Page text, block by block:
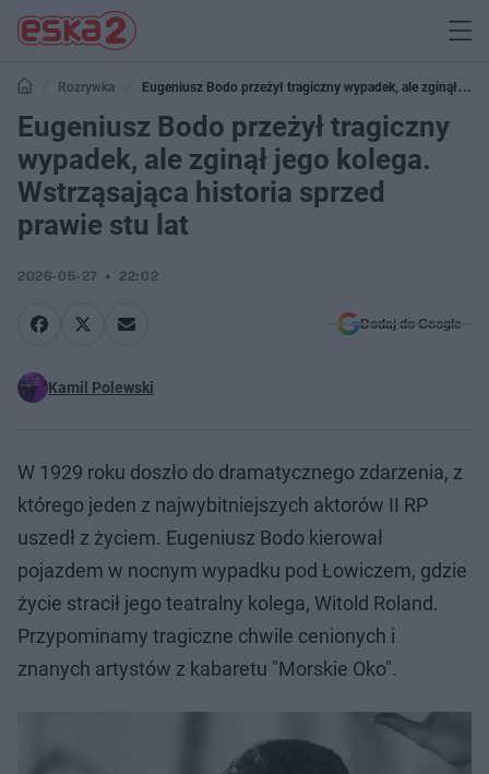
Rozrywka
Eugeniusz Bodo przeżył tragiczny wypadek, ale zginął
jego kolega. Wstrząsająca historia sprzed prawie stu lat
Eugeniusz Bodo przeżył tragiczny
wypadek, ale zginął jego kolega.
Wstrząsająca historia sprzed
prawie stu lat
2026-05-27 22:02
Dodaj do Google
Kamil Polewski
W 1929 roku doszło do dramatycznego zdarzenia, z
którego jeden z najwybitniejszych aktorów II RP
uszedł z życiem. Eugeniusz Bodo kierował
pojazdem w nocnym wypadku pod Łowiczem, gdzie
życie stracił jego teatralny kolega, Witold Roland.
Przypominamy tragiczne chwile cenionych i
znanych artystów z kabaretu "Morskie Oko".